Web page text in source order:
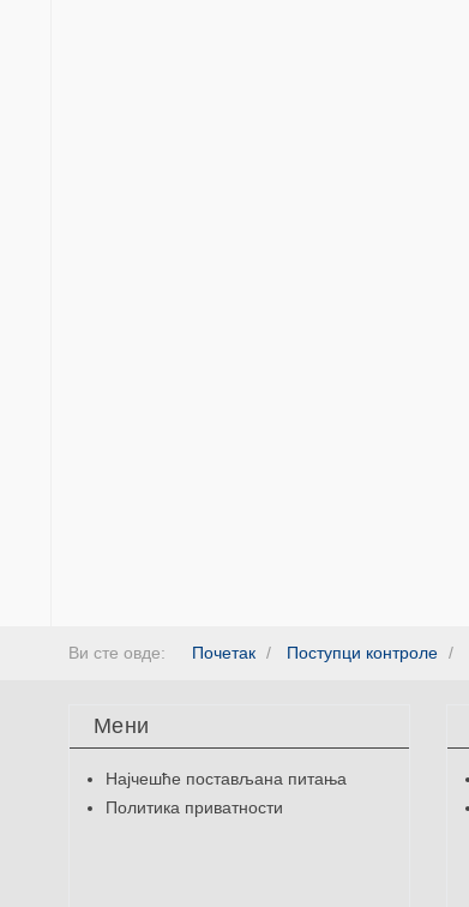
Ви сте овде: Почетак Поступци контроле
Мени
Најчешће постављана питања
Политика приватности